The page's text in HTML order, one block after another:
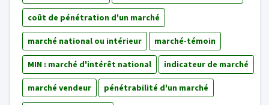
coût de pénétration d'un marché
marché national ou intérieur marché-témoin
MIN : marché d'intérêt national indicateur de marché
marché vendeur pénétrabilité d'un marché